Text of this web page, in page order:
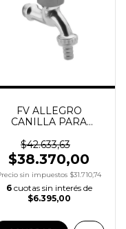
FV ALLEGRO
CANILLA PARA
$42.633,63
$38.370,00
sin impuestos $31.710,74
6 cuotas sin interés de
$6.395,00